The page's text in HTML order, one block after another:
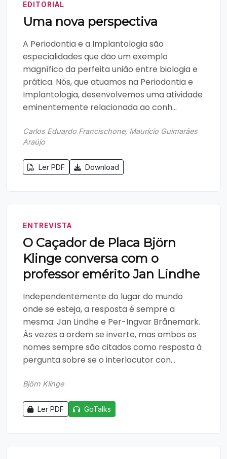
EDITORIAL
Uma nova perspectiva
A Periodontia e a Implantologia são
especialidades que dão um exemplo
magnífico da perfeita união entre biologia e
prática. Nós, que atuamos na Periodontia e
Implantologia, desenvolvemos uma atividade
eminentemente relacionada ao conh...
Carlos Eduardo Francischone, Maurício Guimarães
Araújo
Ler PDF Download
ENTREVISTA
O Caçador de Placa Björn
Klinge conversa com o
professor emérito Jan Lindhe
Independentemente do lugar do mundo
onde se esteja, a resposta é sempre a
mesma: Jan Lindhe e Per-Ingvar Brånemark.
Às vezes a ordem se inverte, mas ambos os
nomes sempre são citados como resposta à
pergunta sobre se o interlocutor con...
Björn Klinge
Ler PDF GoTalks